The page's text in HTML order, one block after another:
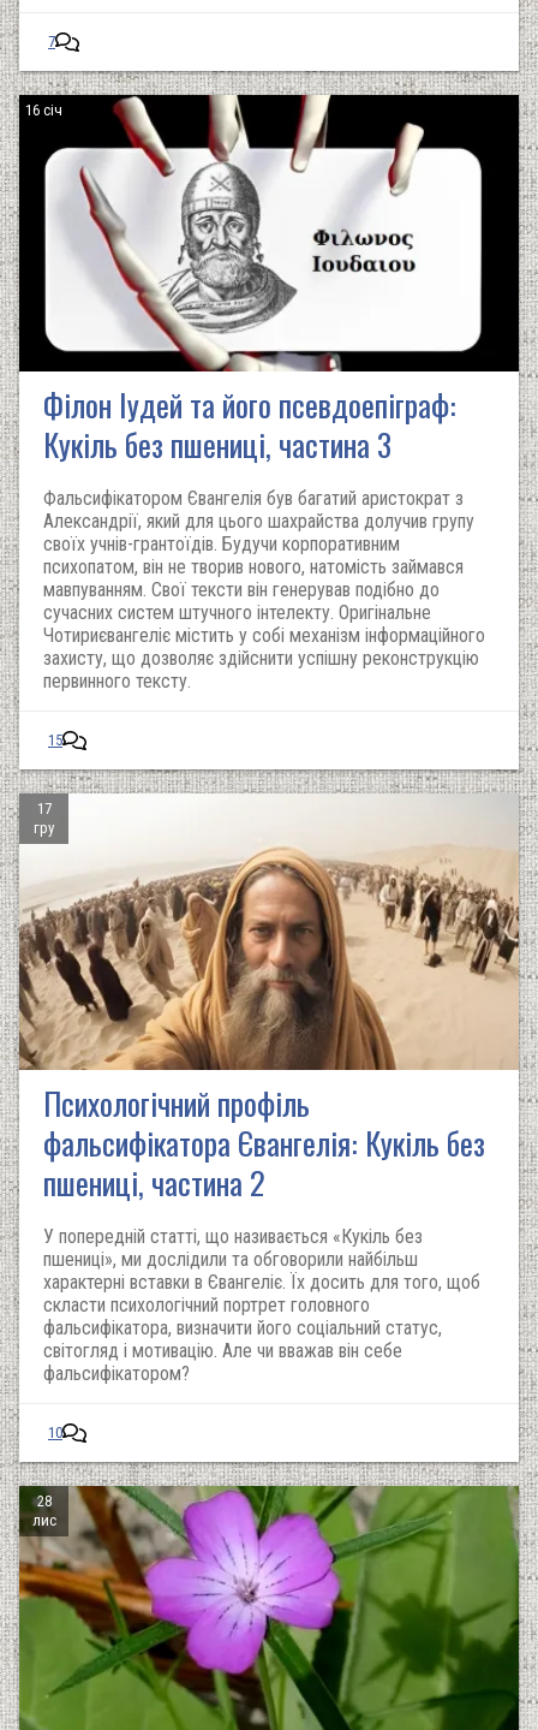
7
16 січ
Філон Іудей та його псевдоепіграф:
Кукіль без пшениці, частина 3
Фальсифікатором Євангелія був багатий аристократ з
Александрії, який для цього шахрайства долучив групу
своїх учнів-грантоїдів. Будучи корпоративним
психопатом, він не творив нового, натомість займався
мавпуванням. Свої тексти він генерував подібно до
сучасних систем штучного інтелекту. Оригінальне
Чотириєвангеліє містить у собі механізм інформаційного
захисту, що дозволяє здійснити успішну реконструкцію
первинного тексту.
15
17
гру
Психологічний профіль
фальсифікатора Євангелія: Кукіль без
пшениці, частина 2
У попередній статті, що називається «Кукіль без
пшениці», ми дослідили та обговорили найбільш
характерні вставки в Євангеліє. Їх досить для того, щоб
скласти психологічний портрет головного
фальсифікатора, визначити його соціальний статус,
світогляд і мотивацію. Але чи вважав він себе
фальсифікатором?
10
28
лис